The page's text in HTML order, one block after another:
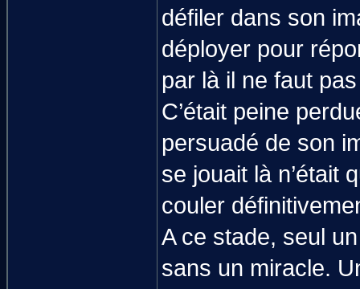
défiler dans son
déployer pour
par là il ne faut
C’était peine
persuadé de son
se jouait là n’était
couler
A ce stade, seul
sans un miracle.